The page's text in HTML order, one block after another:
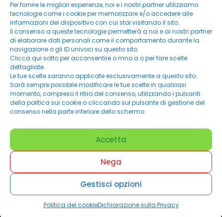
Per fornire le migliori esperienze, noi e i nostri partner utilizziamo
tecnologie come i cookie per memorizzare e/o accedere alle
informazioni del dispositivo con cui stai visitando il sito.
Il consenso a queste tecnologie permetterà a noi e ai nostri partner
di elaborare dati personali come il comportamento durante la
navigazione o gli ID univoci su questo sito.
Clicca qui sotto per acconsentire o mno a o per fare scelte
dettagliate.
Le tue scelte saranno applicate esclusivamente a questo sito.
Sarà sempre possibile modificare le tue scelte in qualsiasi
momento, compreso il ritiro del consenso, utilizzando i pulsanti
della politica sui cookie o cliccando sul pulsante di gestione del
consenso nella parte inferiore dello schermo
Accetta
Nega
Gestisci opzioni
Politica dei cookieDichiarazione sulla Privacy
©
Powered By NWN solutions 2019- 2025
| P.IVA 03741681203 |
WEB &SEO WeBologna